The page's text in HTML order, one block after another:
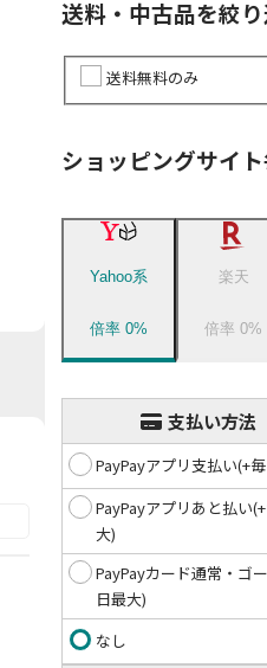
送料・中古品を絞
送料無料のみ
ショッピングサイ
Yahoo系
倍率0%
楽天
倍率0%
支払い方法
PayPayアプリ支払い(+
PayPayアプリあと払い
大)
PayPayカード通常・ゴ
日最大)
なし